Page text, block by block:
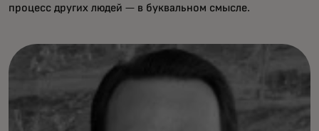
процесс других людей — в буквальном смысле.